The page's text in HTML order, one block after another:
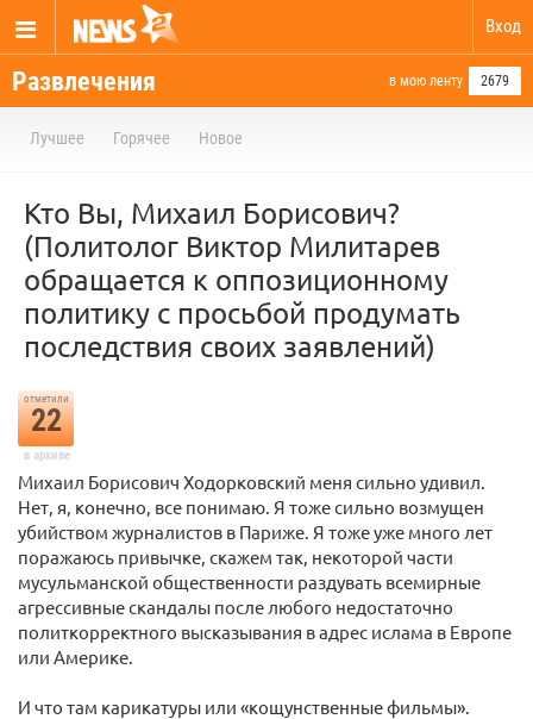
Вход
Развлечения в мою ленту 2679
Лучшее Горячее Новое
Кто Вы, Михаил Борисович?
(Политолог Виктор Милитарев
обращается к оппозиционному
политику с просьбой продумать
последствия своих заявлений)
отметили
22
в архиве
Михаил Борисович Ходорковский меня сильно удивил.
Нет, я, конечно, все понимаю. Я тоже сильно возмущен
убийством журналистов в Париже. Я тоже уже много лет
поражаюсь привычке, скажем так, некоторой части
мусульманской общественности раздувать всемирные
агрессивные скандалы после любого недостаточно
политкорректного высказывания в адрес ислама в Европе
или Америке.
И что там карикатуры или «кощунственные фильмы».